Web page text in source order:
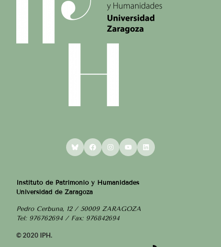
BlueskyFacebookInstagram
YouTubeLinkedIn
Instituto de Patrimonio y Humanidades
Universidad de Zaragoza
Pedro Cerbuna, 12 / 50009 ZARAGOZA
Tel: 976762694 / Fax: 976842694
© 2020 IPH.